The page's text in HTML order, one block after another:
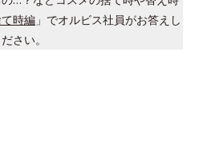
時編 」でオルビス社員がお答えし
さい。